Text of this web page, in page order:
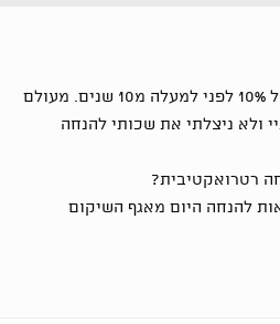
הוכרתי כנכה צה"ל בשיעור של 10% לפני למעלה מ10 שנים. מעולם
ולא ניצלתי את שכותי להנחה
רטרואקטיבית?
להנחה היום מאגף השיקום